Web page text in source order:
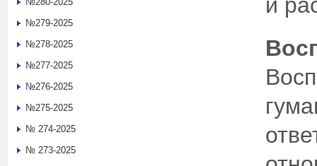
№279-2025
№278-2025
№277-2025
№276-2025
№275-2025
№ 274-2025
№ 273-2025